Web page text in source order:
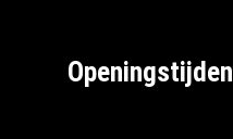
Openingstijden